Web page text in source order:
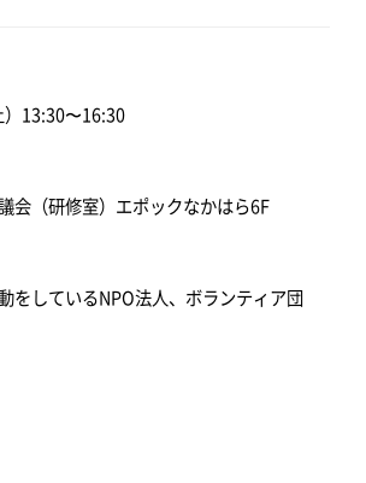
13:30〜16:30
会（研修室）エポックなかはら6F
をしているNPO法人、ボランティア団